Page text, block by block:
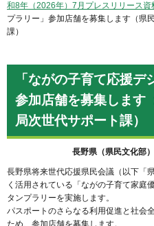
和8年（2026年）7月プレスリリース資
プラリー」参加店舗を募集します（県
課）
「ながの子育て応援デ
参加店舗を募集します
局次世代サポート課）
長野県（県民文化部
長野県将来世代応援県民会議（以下「
く活用されている「ながの子育て家庭
タンプラリーを実施します。
パスポートのさらなる利用促進と社会
ため、参加店舗を募集します。